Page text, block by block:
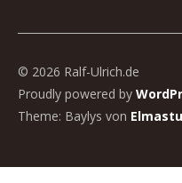
© 2026 Ralf-Ulrich.de
Proudly powered by
Theme: Baylys von